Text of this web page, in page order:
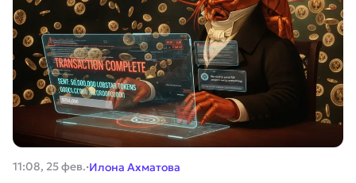
11:08, 25 фев.·Илона Ахматова